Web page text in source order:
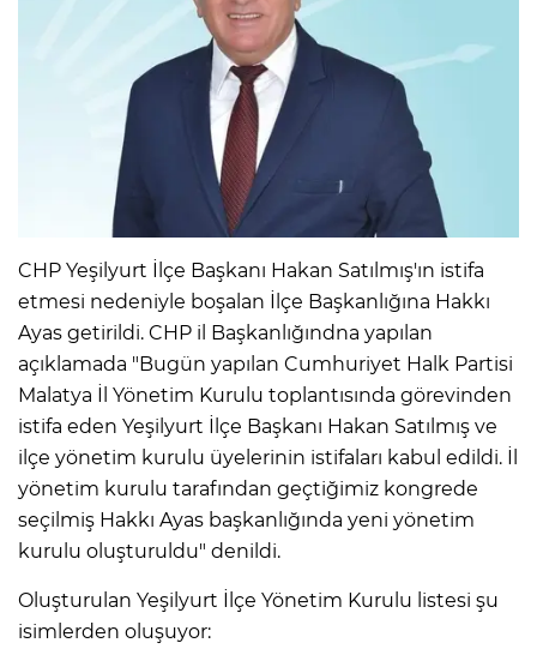
CHP Yeşilyurt İlçe Başkanı Hakan Satılmış'ın istifa
etmesi nedeniyle boşalan İlçe Başkanlığına Hakkı
Ayas getirildi. CHP il Başkanlığındna yapılan
açıklamada "Bugün yapılan Cumhuriyet Halk Partisi
Malatya İl Yönetim Kurulu toplantısında görevinden
istifa eden Yeşilyurt İlçe Başkanı Hakan Satılmış ve
ilçe yönetim kurulu üyelerinin istifaları kabul edildi. İl
yönetim kurulu tarafından geçtiğimiz kongrede
seçilmiş Hakkı Ayas başkanlığında yeni yönetim
kurulu oluşturuldu" denildi.
Oluşturulan Yeşilyurt İlçe Yönetim Kurulu listesi şu
isimlerden oluşuyor: